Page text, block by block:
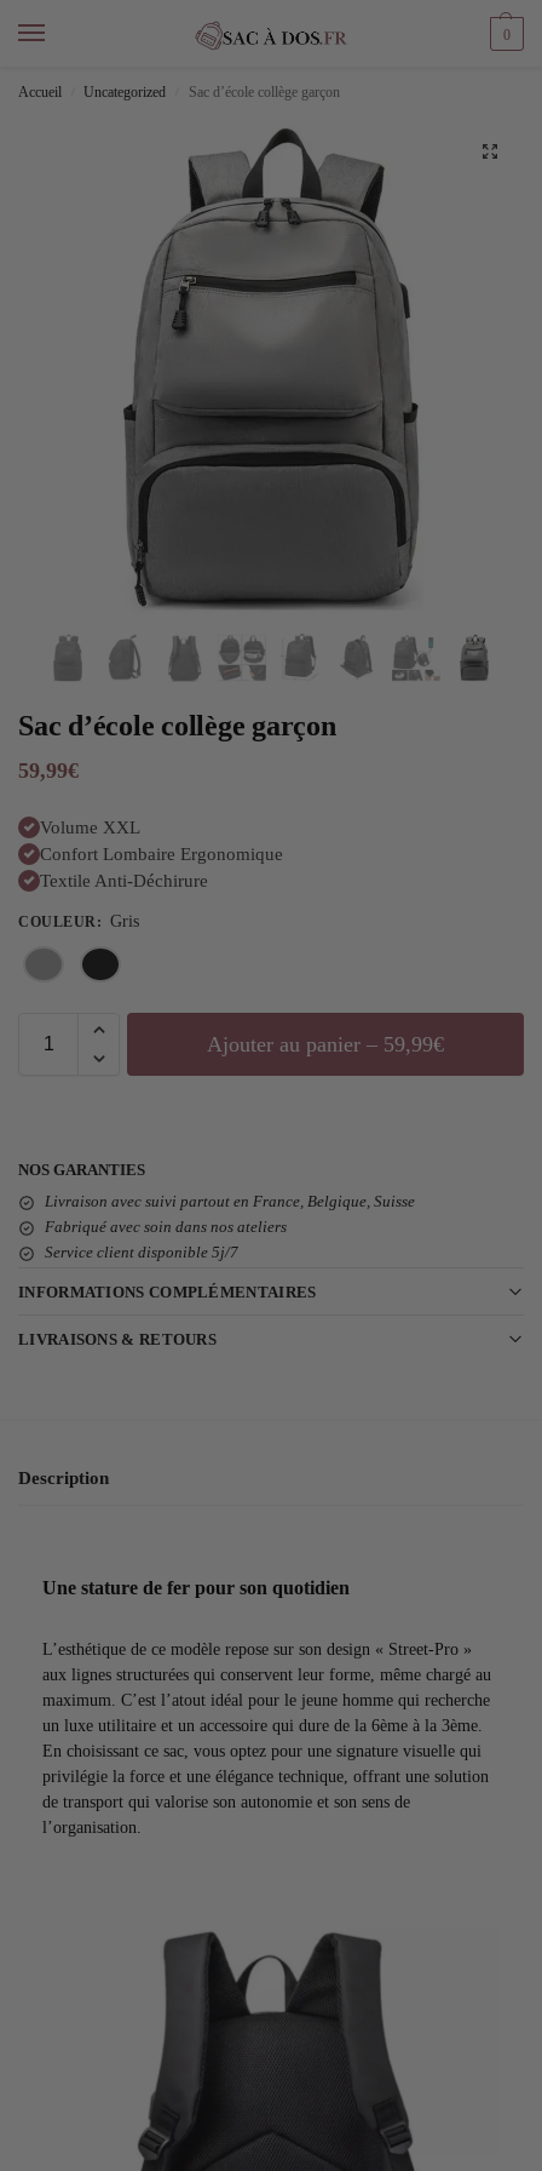
0
Accueil Uncategorized Sac d’école collège garçon
Sac d’école collège garçon
59,99€
Volume XXL
Confort Lombaire Ergonomique
Textile Anti-Déchirure
COULEUR: Gris
Ajouter au panier – 59,99€
NOS GARANTIES
Livraison avec suivi partout en France, Belgique, Suisse
Fabriqué avec soin dans nos ateliers
Service client disponible 5j/7
INFORMATIONS COMPLÉMENTAIRES
LIVRAISONS & RETOURS
Description
Une stature de fer pour son quotidien
L’esthétique de ce modèle repose sur son design « Street-Pro »
aux lignes structurées qui conservent leur forme, même chargé au
maximum. C’est l’atout idéal pour le jeune homme qui recherche
un luxe utilitaire et un accessoire qui dure de la 6ème à la 3ème.
En choisissant ce sac, vous optez pour une signature visuelle qui
privilégie la force et une élégance technique, offrant une solution
de transport qui valorise son autonomie et son sens de
l’organisation.